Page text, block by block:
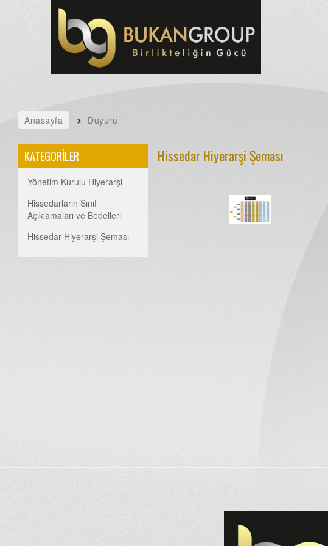
Anasayfa Duyuru
KATEGORİLER
Yönetim Kurulu Hiyerarşi
Hissedarların Sınıf
Açıklamaları ve Bedelleri
Hissedar Hiyerarşi Şeması
Hissedar Hiyerarşi Şeması